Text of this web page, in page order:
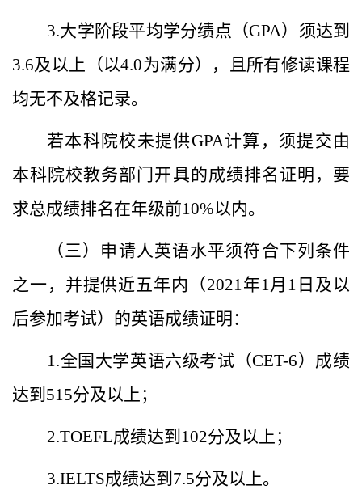
3.大学阶段平均学分绩点（GPA）须达到
3.6及以上（以4.0为满分），且 所有修读课程
均无不及格记录。
若本科院校未提供GPA计算，须提交由
本科院校教务部门开具的成绩排名证明，要
求总成绩排名在年级前10%以内。
（三）申请人英语水平须符合下列条件
之一，并提供近五年内（2021年1月 1 日及以
后参加考试）的英语成绩证明：
1.全国大学英语六级考试（CET-6）成绩
达到 515分及以上；
2.TOEFL成绩达到 102分及以上；
3.IELTS成绩达到 7.5分及以上。